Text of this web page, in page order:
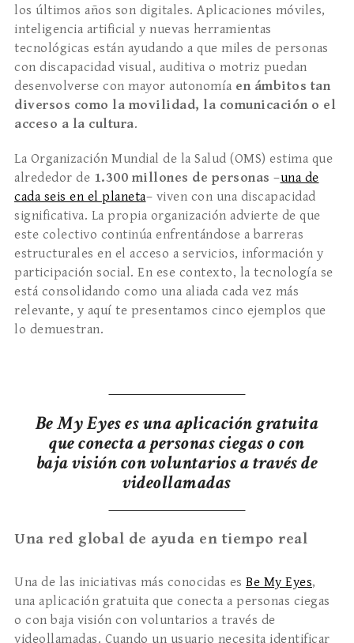
los últimos años son digitales. Aplicaciones móviles,
inteligencia artificial y nuevas herramientas
tecnológicas están ayudando a que miles de personas
con discapacidad visual, auditiva o motriz puedan
desenvolverse con mayor autonomía en ámbitos tan
diversos como la movilidad, la comunicación o el
acceso a la cultura.
La Organización Mundial de la Salud (OMS) estima que
alrededor de 1.300 millones de personas –una de
cada seis en el planeta– viven con una discapacidad
significativa. La propia organización advierte de que
este colectivo continúa enfrentándose a barreras
estructurales en el acceso a servicios, información y
participación social. En ese contexto, la tecnología se
está consolidando como una aliada cada vez más
relevante, y aquí te presentamos cinco ejemplos que
lo demuestran.
Be My Eyes es una aplicación gratuita
que conecta a personas ciegas o con
baja visión con voluntarios a través de
videollamadas
Una red global de ayuda en tiempo real
Una de las iniciativas más conocidas es Be My Eyes,
una aplicación gratuita que conecta a personas ciegas
o con baja visión con voluntarios a través de
videollamadas. Cuando un usuario necesita identificar